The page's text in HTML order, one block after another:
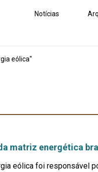
Notícias
eólica"
matriz energética
eólica foi responsável